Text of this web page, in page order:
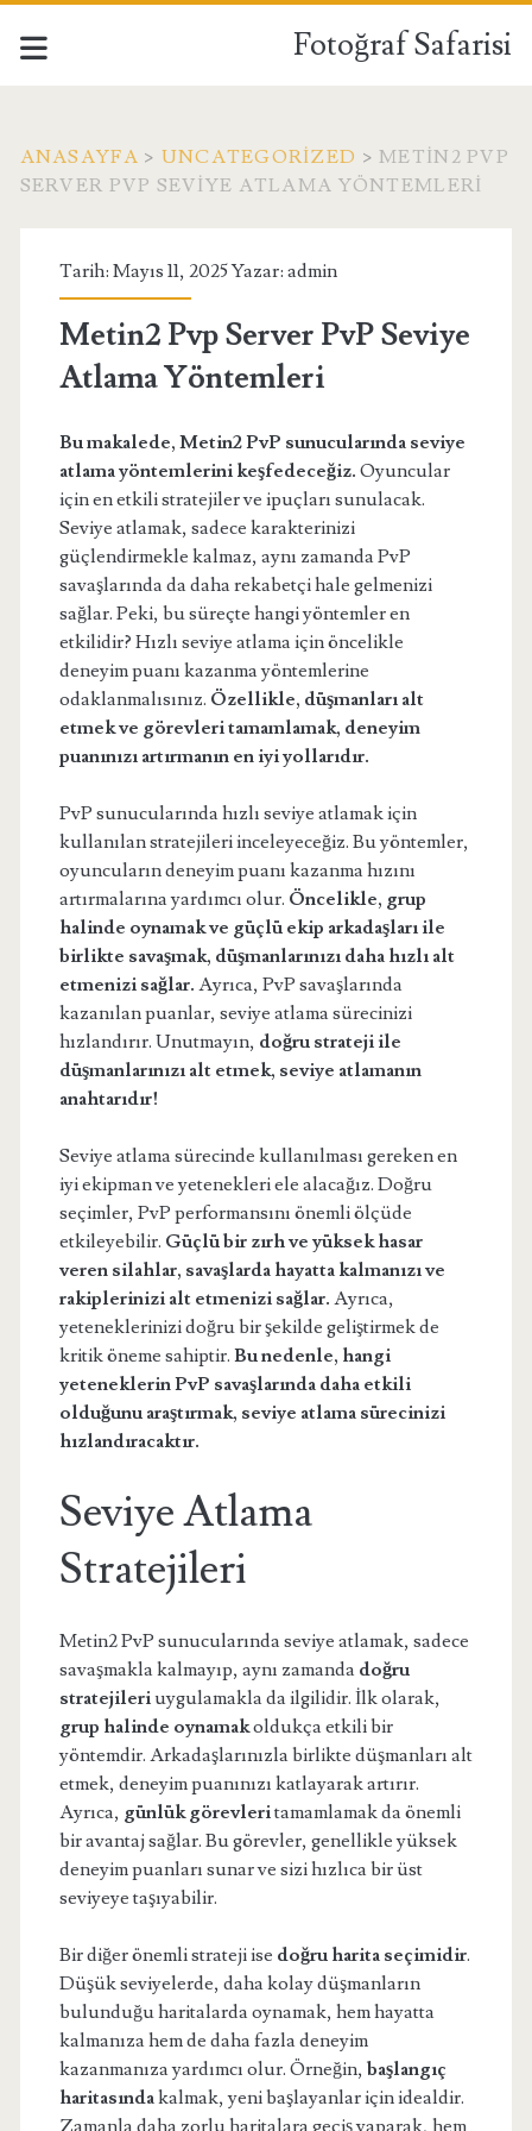
Fotoğraf Safarisi
ANASAYFA > UNCATEGORIZED >METIN2 PVP
SERVER PVP SEVIYE ATLAMA YÖNTEMLERI
Tarih: Mayıs 11, 2025 Yazar: admin
Metin2 Pvp Server PvP Seviye
Atlama Yöntemleri
Bu makalede, Metin2 PvP sunucularında seviye
atlama yöntemlerini keşfedeceğiz. Oyuncular
için en etkili stratejiler ve ipuçları sunulacak.
Seviye atlamak, sadece karakterinizi
güçlendirmekle kalmaz, aynı zamanda PvP
savaşlarında da daha rekabetçi hale gelmenizi
sağlar. Peki, bu süreçte hangi yöntemler en
etkilidir? Hızlı seviye atlama için öncelikle
deneyim puanı kazanma yöntemlerine
odaklanmalısınız. Özellikle, düşmanları alt
etmek ve görevleri tamamlamak, deneyim
puanınızı artırmanın en iyi yollarıdır.
PvP sunucularında hızlı seviye atlamak için
kullanılan stratejileri inceleyeceğiz. Bu yöntemler,
oyuncuların deneyim puanı kazanma hızını
artırmalarına yardımcı olur. Öncelikle, grup
halinde oynamak ve güçlü ekip arkadaşları ile
birlikte savaşmak, düşmanlarınızı daha hızlı alt
etmenizi sağlar. Ayrıca, PvP savaşlarında
kazanılan puanlar, seviye atlama sürecinizi
hızlandırır. Unutmayın, doğru strateji ile
düşmanlarınızı alt etmek, seviye atlamanın
anahtarıdır!
Seviye atlama sürecinde kullanılması gereken en
iyi ekipman ve yetenekleri ele alacağız. Doğru
seçimler, PvP performansını önemli ölçüde
etkileyebilir. Güçlü bir zırh ve yüksek hasar
veren silahlar, savaşlarda hayatta kalmanızı ve
rakiplerinizi alt etmenizi sağlar. Ayrıca,
yeteneklerinizi doğru bir şekilde geliştirmek de
kritik öneme sahiptir. Bu nedenle, hangi
yeteneklerin PvP savaşlarında daha etkili
olduğunu araştırmak, seviye atlama sürecinizi
hızlandıracaktır.
Seviye Atlama
Stratejileri
Metin2 PvP sunucularında seviye atlamak, sadece
savaşmakla kalmayıp, aynı zamanda doğru
stratejileriuygulamakla da ilgilidir. İlk olarak,
grup halinde oynamakoldukça etkili bir
yöntemdir. Arkadaşlarınızla birlikte düşmanları alt
etmek, deneyim puanınızı katlayarak artırır.
Ayrıca, günlük görevleritamamlamak da önemli
bir avantaj sağlar. Bu görevler, genellikle yüksek
deneyim puanları sunar ve sizi hızlıca bir üst
seviyeye taşıyabilir.
Bir diğer önemli strateji ise doğru harita seçimidir.
Düşük seviyelerde, daha kolay düşmanların
bulunduğu haritalarda oynamak, hem hayatta
kalmanıza hem de daha fazla deneyim
kazanmanıza yardımcı olur. Örneğin, başlangıç
haritasındakalmak, yeni başlayanlar için idealdir.
Zamanla daha zorlu haritalara geçiş yaparak, hem